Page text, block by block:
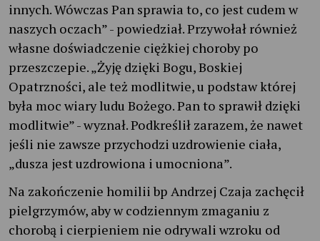
innych. Wówczas Pan sprawia to, co jest cudem w
naszych oczach” - powiedział. Przywołał również
własne doświadczenie ciężkiej choroby po
przeszczepie. „Żyję dzięki Bogu, Boskiej
Opatrzności, ale też modlitwie, u podstaw której
była moc wiary ludu Bożego. Pan to sprawił dzięki
modlitwie” - wyznał. Podkreślił zarazem, że nawet
jeśli nie zawsze przychodzi uzdrowienie ciała,
„dusza jest uzdrowiona i umocniona”.
Na zakończenie homilii bp Andrzej Czaja zachęcił
pielgrzymów, aby w codziennym zmaganiu z
chorobą i cierpieniem nie odrywali wzroku od